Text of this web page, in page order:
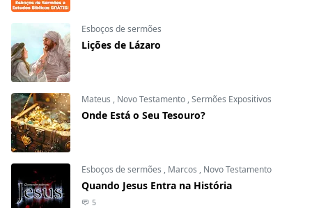
Esboços de sermões
Lições de Lázaro
Mateus , Novo Testamento ,Sermões Expositivos
Onde Está o Seu Tesouro?
Esboços de sermões , Marcos , Novo Testamento
Quando Jesus Entra na História
5